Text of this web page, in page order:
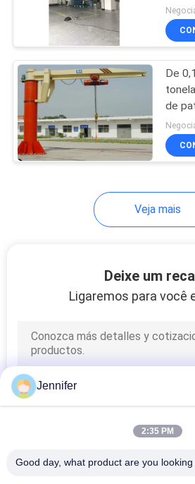
Carro de
Extremidade
Kits para
Máquina de
rolamento
De
de
loja/
Veja mais
Deixe um
Ligaremos para você
Jennifer
2:35 PM
Good day, what product are you